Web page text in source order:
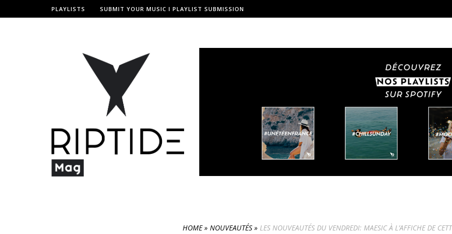
PLAYLISTS SUBMIT YOUR MUSIC I PLAYLIST SUBMISSION
HOME» NOUVEAUTÉS » LES NOUVEAUTÉS DU VENDREDI: MAESIC À L’AFFICHE DE